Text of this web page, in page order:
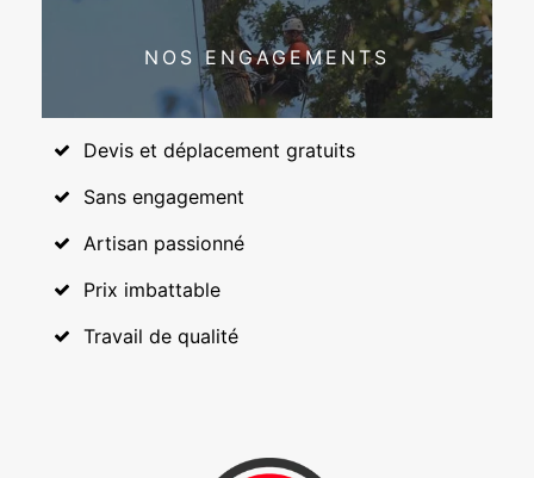
NOS ENGAGEMENTS
Devis et déplacement gratuits
Sans engagement
Artisan passionné
Prix imbattable
Travail de qualité